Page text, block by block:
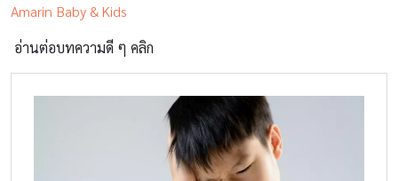
Amarin Baby & Kids
อ่านต่อบทความดี ๆ คลิก